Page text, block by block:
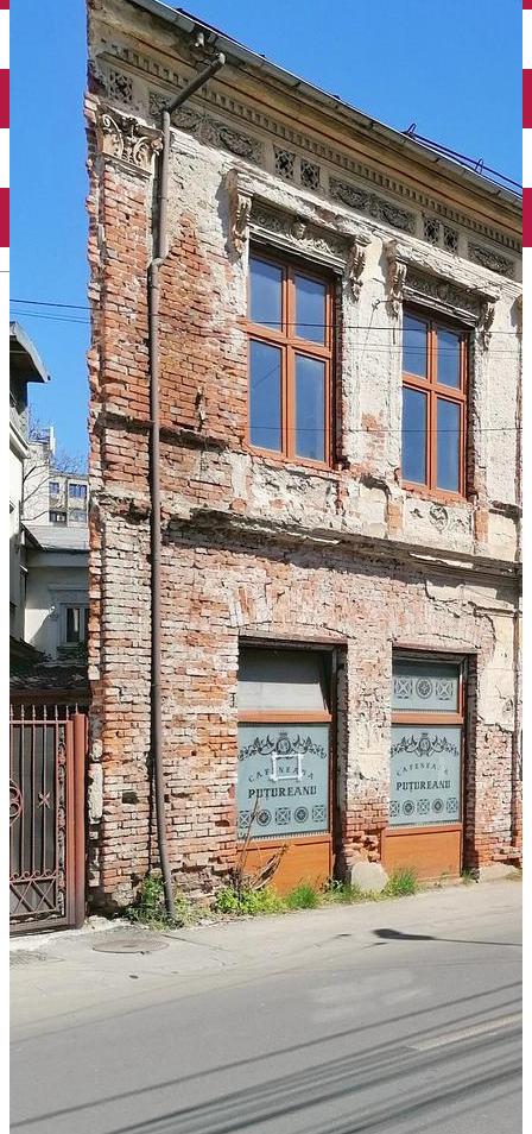
Închirieri auto
Închirieri biciclete
Taxi
Încărcare vehicule electrice